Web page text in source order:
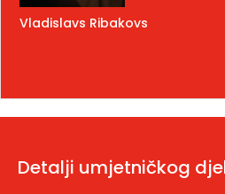
Vladislavs Ribakovs
Detalji umjetničkog